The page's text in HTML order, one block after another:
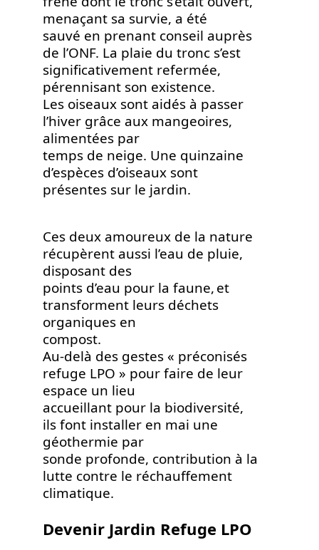
menaçant sa survie, a été
sauvé en prenant conseil auprès
de l’ONF. La plaie du tronc s’est
significativement refermée,
pérennisant son existence.
Les oiseaux sont aidés à passer
l’hiver grâce aux mangeoires,
alimentées par
temps de neige. Une quinzaine
d’espèces d’oiseaux sont
présentes sur le jardin.
Ces deux amoureux de la nature
récupèrent aussi l’eau de pluie,
disposant des
points d’eau pour la faune, et
transforment leurs déchets
organiques en
compost.
Au-delà des gestes « préconisés
refuge LPO » pour faire de leur
espace un lieu
accueillant pour la biodiversité,
ils font installer en mai une
géothermie par
sonde profonde, contribution à la
lutte contre le réchauffement
climatique.
Devenir Jardin Refuge LPO